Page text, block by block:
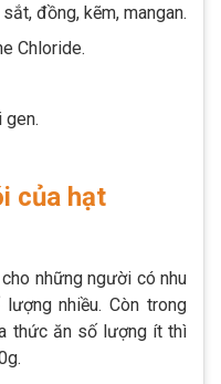
đồng, kẽm, mangan.
Chloride.
gen.
của hạt
những người có nhu
lượng nhiều. Còn trong
thức ăn số lượng ít thì